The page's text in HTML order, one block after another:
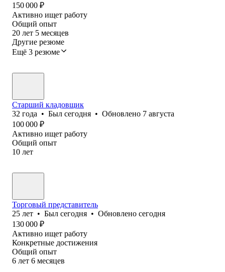
150 000 ₽
Активно ищет работу
Общий опыт
20 лет 5 месяцев
Другие резюме
Ещё 3 резюме
Старший кладовщик
32 года • Был сегодня • Обновлено 7 августа
100 000 ₽
Активно ищет работу
Общий опыт
10 лет
Торговый представитель
25 лет • Был сегодня • Обновлено сегодня
130 000 ₽
Активно ищет работу
Конкретные достижения
Общий опыт
6 лет 6 месяцев